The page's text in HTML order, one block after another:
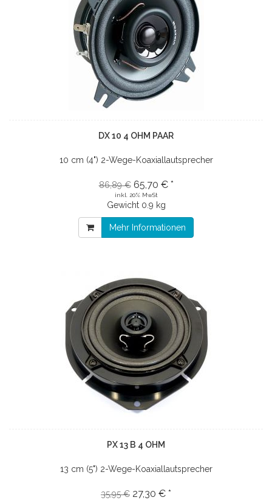
DX 10 4 OHM PAAR
10 cm (4") 2-Wege-Koaxiallautsprecher
86,89 € 65,70 € *
inkl. 20% MwSt
Gewicht 0.9 kg
Mehr Informationen
PX 13 B 4 OHM
13 cm (5") 2-Wege-Koaxiallautsprecher
35,95 € 27,30 € *